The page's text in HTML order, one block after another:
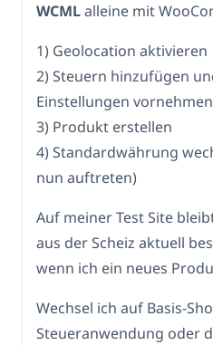
WCMLalleine mit
1) Geolocation aktivieren
2) Steuern hinzufügen
Einstellungen vornehmen
3) Produkt erstellen
4) Standardwährung
nun auftreten)
Auf meiner Test Site
aus der Scheiz aktuell
wenn ich ein neues
Wechsel ich auf Basis-
Steueranwendung oder